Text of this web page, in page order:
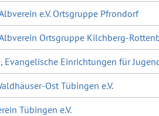
e.V. Ortsgruppe Pfrondorf
Ortsgruppe Kilchberg-
Evangelische Einrichtungen für
Ost Tübingen e.V.
Tübingen e.V.